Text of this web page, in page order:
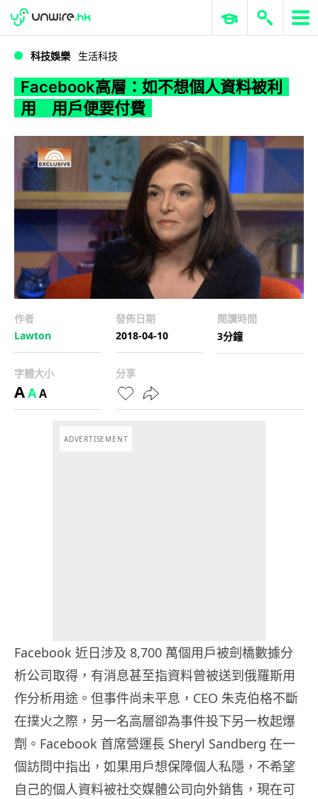
WWDC 2026 ERP 與商業 AI
科技娛樂 生活科技
Facebook高層：如不想個人資料被利
用 用戶便要付費
作者
Lawton
發佈日期
2018-04-10
閱讀時間
3分鐘
字體大小
AAA
分享
ADVERTISEMENT
Facebook 近日涉及 8,700 萬個用戶被劍橋數據分
析公司取得，有消息甚至指資料曾被送到俄羅斯用
作分析用途。但事件尚未平息，CEO 朱克伯格不斷
在撲火之際，另一名高層卻為事件投下另一枚起爆
劑。Facebook 首席營運長 Sheryl Sandberg 在一
個訪問中指出，如果用戶想保障個人私隱，不希望
自己的個人資料被社交媒體公司向外銷售，現在可